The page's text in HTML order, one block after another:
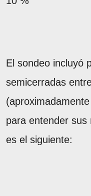
El sondeo incluyó
semicerradas
para entender sus
es el siguiente: